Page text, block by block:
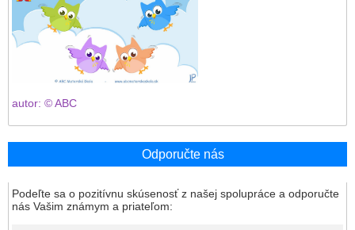
autor: © ABC
Odporučte nás
Podeľte sa o pozitívnu skúsenosť z našej spolupráce a odporučte
nás Vašim známym a priateľom: